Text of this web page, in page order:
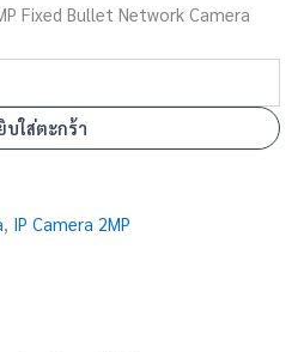
Fixed Bullet Network Camera
บใส่ตะกร้า
, IP Camera 2MP